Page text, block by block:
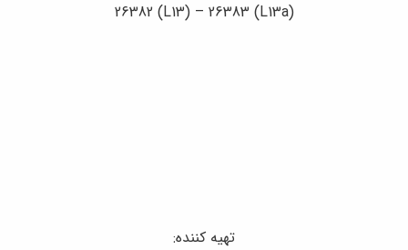
26382 (L13) – 26383 (L13a)
تهیه کننده: